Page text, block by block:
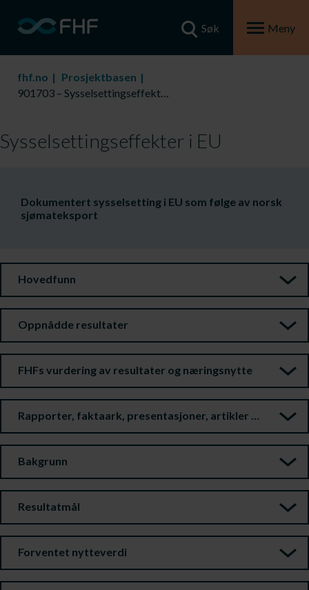
Søk Meny
fhf.no
Prosjektbasen
901703 – Sysselsettingseffekter i EU
Sysselsettingseffekter i EU
​Dokumentert sysselsetting i EU som følge av norsk
sjømateksport
Hovedfunn
Oppnådde resultater
FHFs vurdering av resultater og næringsnytte
Rapporter, faktaark, presentasjoner, artikler m.m.
Bakgrunn
Resultatmål
Forventet nytteverdi